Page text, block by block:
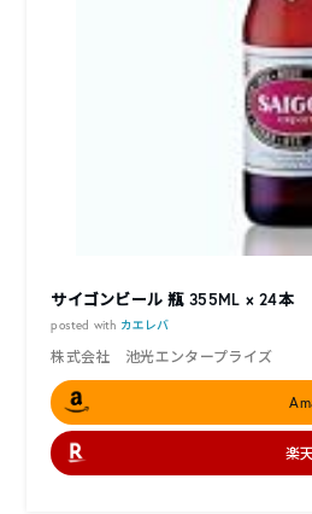
サイゴンビール 瓶 355ML × 24本
posted with カエレバ
株式会社 池光エンタープライズ
楽